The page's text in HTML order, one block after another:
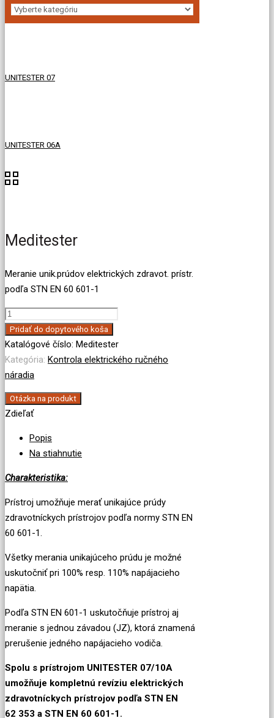
UNITESTER 07
UNITESTER 06A
Meditester
Meranie unik.prúdov elektrických zdravot. prístr.
podľa STN EN 60 601-1
množstvo
Meditester
Pridať do dopytového koša
Katalógové číslo: Meditester
Kategória: Kontrola elektrického ručného
náradia
Otázka na produkt
Zdieľať
Popis
Na stiahnutie
Charakteristika:
Prístroj umožňuje merať unikajúce prúdy
zdravotníckych prístrojov podľa normy STN EN
60 601-1.
Všetky merania unikajúceho prúdu je možné
uskutočniť pri 100% resp. 110% napájacieho
napätia.
Podľa STN EN 601-1 uskutočňuje prístroj aj
meranie s jednou závadou (JZ), ktorá znamená
prerušenie jedného napájacieho vodiča.
Spolu s prístrojom UNITESTER 07/10A
umožňuje kompletnú revíziu elektrických
zdravotníckych prístrojov podľa STN EN
62 353 a STN EN 60 601-1.